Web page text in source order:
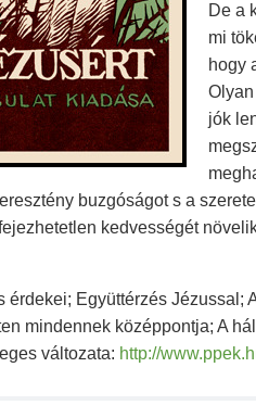
De a
mi
hogy
jók
buzgóságot s a
kedvességét
érdekei; Együttérzés Jézussal;
mindennek középpontja; A
változata: http://